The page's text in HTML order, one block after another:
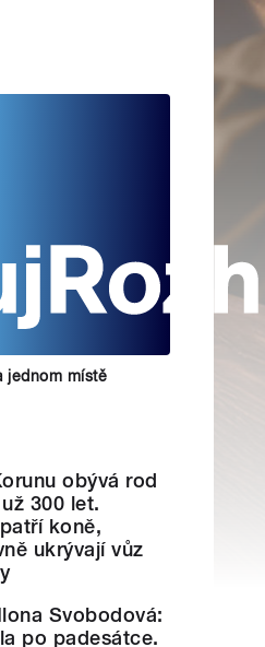
jednom místě
obývá rod
300 let.
koně,
ukrývají vůz
Svobodová:
po padesátce.